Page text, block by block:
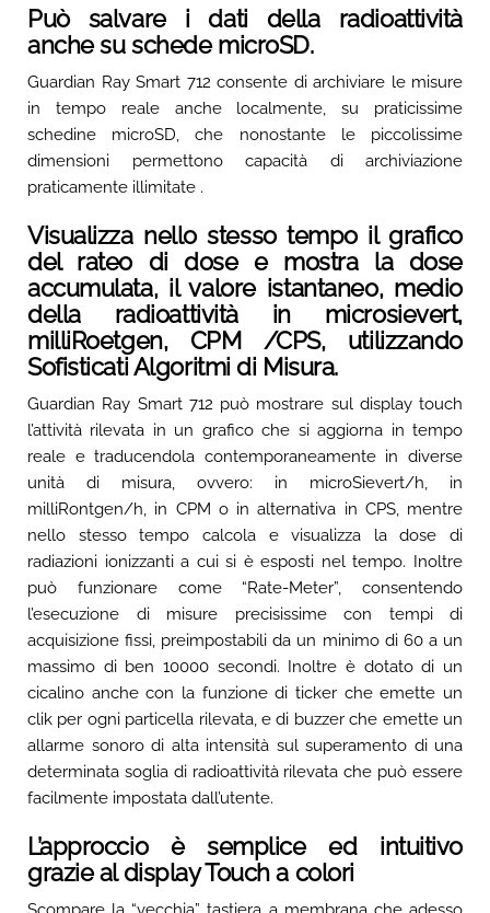
Può salvare i dati della radioattività
anche su schede microSD.
Guardian Ray Smart 712 consente di archiviare le misure
in tempo reale anche localmente, su praticissime
schedine microSD, che nonostante le piccolissime
dimensioni permettono capacità di archiviazione
praticamente illimitate .
Visualizza nello stesso tempo il grafico
del rateo di dose e mostra la dose
accumulata, il valore istantaneo, medio
della radioattività in microsievert,
milliRoetgen, CPM /CPS, utilizzando
Sofisticati Algoritmi di Misura.
Guardian Ray Smart 712 può mostrare sul display touch
l’attività rilevata in un grafico che si aggiorna in tempo
reale e traducendola contemporaneamente in diverse
unità di misura, ovvero: in microSievert/h, in
milliRontgen/h, in CPM o in alternativa in CPS, mentre
nello stesso tempo calcola e visualizza la dose di
radiazioni ionizzanti a cui si è esposti nel tempo. Inoltre
può funzionare come “Rate-Meter”, consentendo
l’esecuzione di misure precisissime con tempi di
acquisizione fissi, preimpostabili da un minimo di 60 a un
massimo di ben 10000 secondi. Inoltre è dotato di un
cicalino anche con la funzione di ticker che emette un
clik per ogni particella rilevata, e di buzzer che emette un
allarme sonoro di alta intensità sul superamento di una
determinata soglia di radioattività rilevata che può essere
facilmente impostata dall’utente.
L’approccio è semplice ed intuitivo
grazie al display Touch a colori